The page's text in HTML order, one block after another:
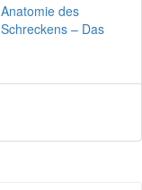
Anatomie des
Schreckens – Das